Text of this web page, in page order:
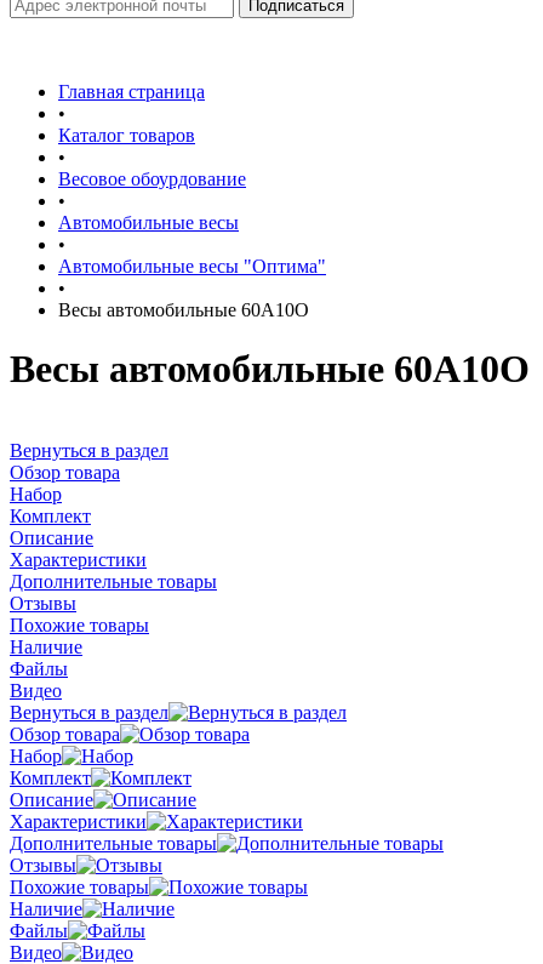
Главная страница
•
Каталог товаров
•
Весовое обоурдование
•
Автомобильные весы
•
Автомобильные весы "Оптима"
•
Весы автомобильные 60А10О
Весы автомобильные 60А10О
Вернуться в раздел
Обзор товара
Набор
Комплект
Описание
Характеристики
Дополнительные товары
Отзывы
Похожие товары
Наличие
Файлы
Видео
Вернуться в раздел
Обзор товара
Набор
Комплект
Описание
Характеристики
Дополнительные товары
Отзывы
Похожие товары
Наличие
Файлы
Видео